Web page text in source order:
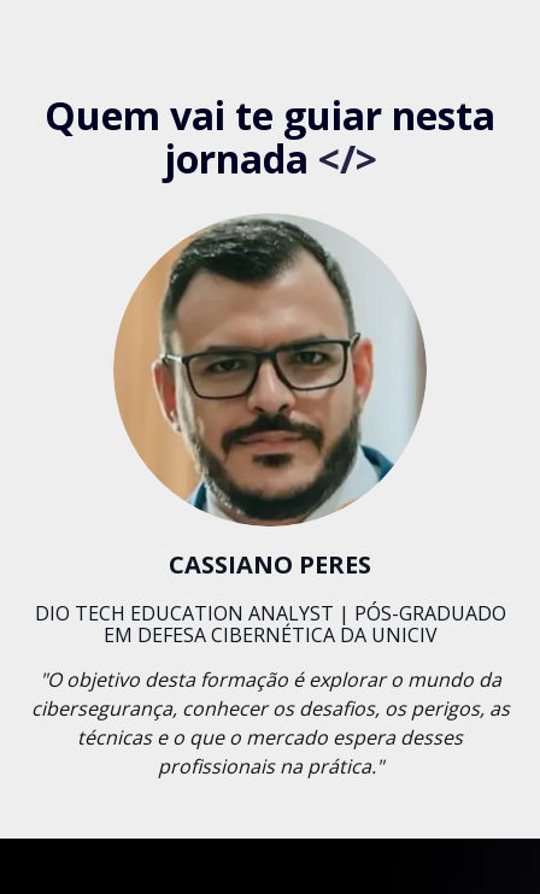
Quem vai te guiar nesta
jornada </>
CASSIANO PERES
DIO TECH EDUCATION ANALYST | PÓS-GRADUADO
EM DEFESA CIBERNÉTICA DA UNICIV
"O objetivo desta formação é explorar o mundo da
cibersegurança, conhecer os desafios, os perigos, as
técnicas e o que o mercado espera desses
profissionais na prática."